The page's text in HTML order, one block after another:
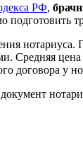
РФ,
нотариуса.
Средняя
у